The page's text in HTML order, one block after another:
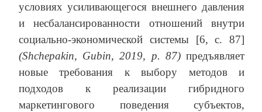
условиях усиливающегося внешнего давления
и несбалансированности отношений внутри
социально-экономической системы [6, c. 87]
(Shchepakin, Gubin, 2019, р. 87)предъявляет
новые требования к выбору методов и
подходов к реализации гибридного
маркетингового поведения субъектов,